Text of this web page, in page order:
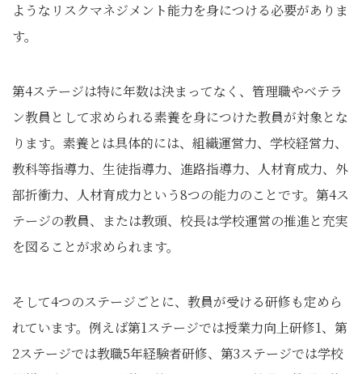
ようなリスクマネジメント能力を身につける必要がありま
す。
第4ステージは特に年数は決まってなく、管理職やベテラ
ン教員として求められる素養を身につけた教員が対象とな
ります。素養とは具体的には、組織運営力、学校経営力、
教科等指導力、生徒指導力、進路指導力、人材育成力、外
部折衝力、人材育成力という8つの能力のことです。第4ス
テージの教員、または教頭、校長は学校運営の推進と充実
を図ることが求められます。
そして4つのステージごとに、教員が受ける研修も定めら
れています。例えば第1ステージでは授業力向上研修1、第
2ステージでは教職5年経験者研修、第3ステージでは学校